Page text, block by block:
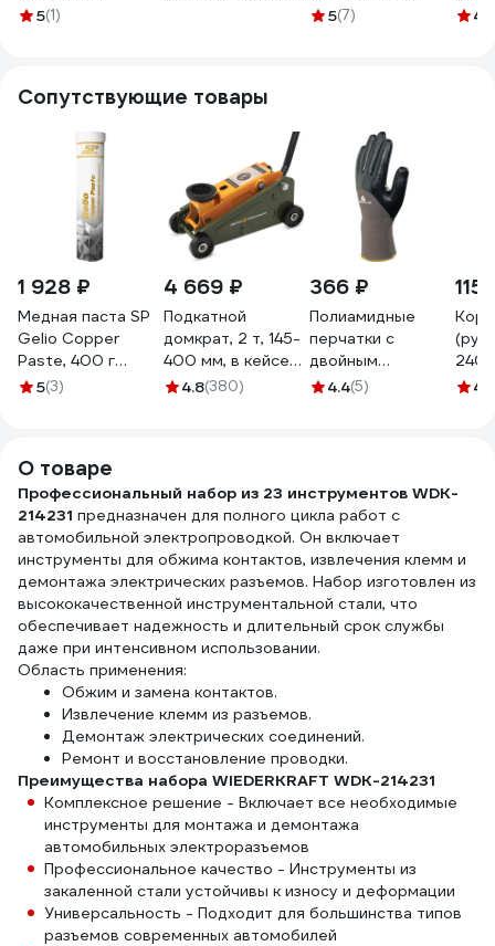
электрических
5(1)
AIXPRO 23
5(7) 4.2
Сопутствующие товары
1 928 ₽
Медная паста SP
Gelio Copper
Paste, 400 г
Shield Lubricants
5(3)
4 669 ₽
Подкатной
домкрат, 2 т, 145-
400 мм, в кейсе
Дело Техники
4.8(380)
366 ₽
Полиамидные
перчатки с
двойным
нитриловым
4.4(5)
115
240
4.7
О товаре
Профессиональный набор из 23 инструментов WDK-
214231 предназначен для полного цикла работ с
автомобильной электропроводкой. Он включает
инструменты для обжима контактов, извлечения клемм и
демонтажа электрических разъемов. Набор изготовлен из
высококачественной инструментальной стали, что
обеспечивает надежность и длительный срок службы
даже при интенсивном использовании.
Область применения:
Обжим и замена контактов.
Извлечение клемм из разъемов.
Демонтаж электрических соединений.
Ремонт и восстановление проводки.
Преимущества набора WIEDERKRAFT WDK-214231
Комплексное решение - Включает все необходимые
инструменты для монтажа и демонтажа
автомобильных электроразъемов
Профессиональное качество - Инструменты из
закаленной стали устойчивы к износу и деформации
Универсальность - Подходит для большинства типов
разъемов современных автомобилей